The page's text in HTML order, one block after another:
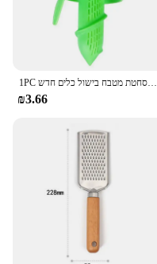
1PC מטבח גאדג 'טים לימון מרסס מיץ פירות הדר ריסוס כתום מיץ לסחוט פירות מסחטת מטבח בישול כלים חדש
₪3.66